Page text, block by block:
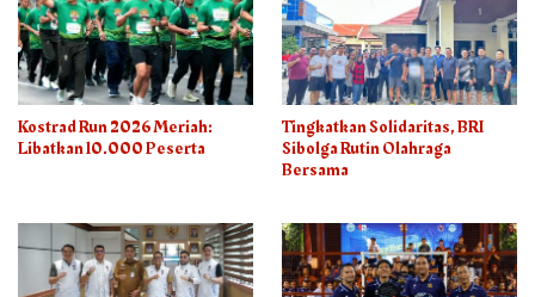
Kostrad Run 2026 Meriah:
Libatkan 10.000 Peserta
Tingkatkan Solidaritas, BRI
Sibolga Rutin Olahraga
Bersama